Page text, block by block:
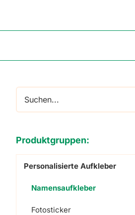
Namensaufkleber
Adressaufkleber
Produktgruppen:
Personalisierte Aufkleber
Namensaufkleber
Fotosticker